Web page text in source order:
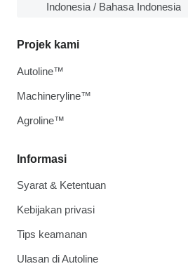
Indonesia / Bahasa Indonesia
Informasi
Syarat & Ketentuan
Kebijakan privasi
Tips keamanan
Ulasan di Autoline
Projek kami
Autoline™
Machineryline™
Agroline™